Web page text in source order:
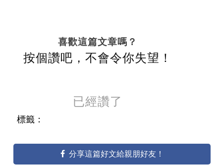
喜歡這篇文章嗎？
按個讚吧，不會令你失望！
已經讚了
標籤：
分享這篇好文給親朋好友！